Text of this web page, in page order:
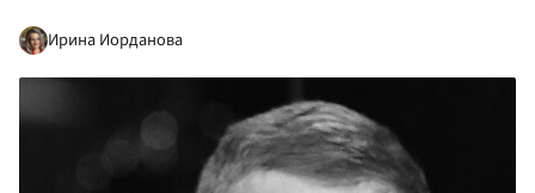
Ирина Иорданова